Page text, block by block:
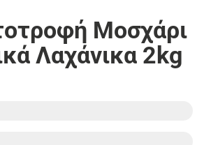
Μοσχάρι
Λαχάνικα 2kg